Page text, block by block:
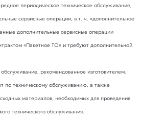
периодическое техническое обслуживание,
сервисные операции, в т. ч. «дополнительное
дополнительные сервисные операции
«Пакетное ТО» и требуют дополнительной
рекомендованное изготовителем.
по техническому обслуживанию, а также
материалов, необходимых для проведения
технического обслуживания.